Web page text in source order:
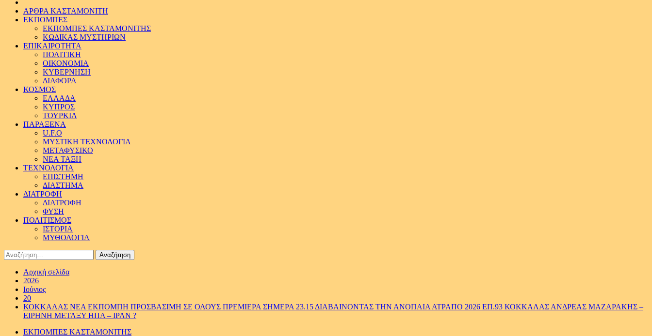
ΑΡΘΡΑ ΚΑΣΤΑΜΟΝΙΤΗ
ΕΚΠΟΜΠΕΣ
ΕΚΠΟΜΠΕΣ ΚΑΣΤΑΜΟΝΙΤΗΣ
ΚΩΔΙΚΑΣ ΜΥΣΤΗΡΙΩΝ
ΕΠΙΚΑΙΡΟΤΗΤΑ
ΠΟΛΙΤΙΚΗ
ΟΙΚΟΝΟΜΙΑ
ΚΥΒΕΡΝΗΣΗ
ΔΙΑΦΟΡΑ
ΚΟΣΜΟΣ
ΕΛΛΑΔΑ
ΚΥΠΡΟΣ
ΤΟΥΡΚΙΑ
ΠΑΡΑΞΕΝΑ
U.F.O
ΜΥΣΤΙΚΗ ΤΕΧΝΟΛΟΓΙΑ
ΜΕΤΑΦΥΣΙΚΟ
ΝΕΑ ΤΑΞΗ
ΤΕΧΝΟΛΟΓΙΑ
ΕΠΙΣΤΗΜΗ
ΔΙΑΣΤΗΜΑ
ΔΙΑΤΡΟΦΗ
ΔΙΑΤΡΟΦΗ
ΦΥΣΗ
ΠΟΛΙΤΙΣΜΟΣ
ΙΣΤΟΡΙΑ
ΜΥΘΟΛΟΓΙΑ
Αναζήτηση
για:
Αρχική σελίδα
2026
Ιούνιος
20
ΚΟΚΚΑΛΑΣ ΝΕΑ ΕΚΠΟΜΠΗ ΠΡΟΣΒΑΣΙΜΗ ΣΕ ΟΛΟΥΣ ΠΡΕΜΙΕΡΑ ΣΗΜΕΡΑ 23.15 ΔΙΑΒΑΙΝΟΝΤΑΣ ΤΗΝ ΑΝΟΠΑΙΑ ΑΤΡΑΠΟ 2026 ΕΠ.93 ΚΟΚΚΑΛΑΣ ΑΝΔΡΕΑΣ ΜΑΖΑΡΑΚΗΣ –
ΕΙΡΗΝΗ ΜΕΤΑΞΥ ΗΠΑ – ΙΡΑΝ ?
ΕΚΠΟΜΠΕΣ ΚΑΣΤΑΜΟΝΙΤΗΣ